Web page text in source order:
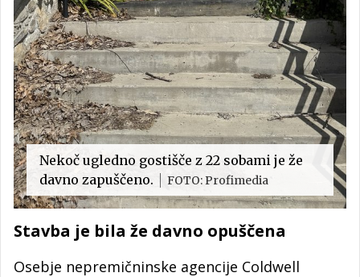
Nekoč ugledno gostišče z 22 sobami je že
davno zapuščeno.
FOTO: Profimedia
Stavba je bila že davno opuščena
Osebje nepremičninske agencije Coldwell